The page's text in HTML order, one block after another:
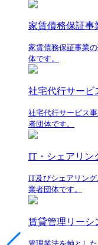
家賃債務保証事
家賃債務保証事業
体です。
社宅代行サービ
社宅代行サービス
者団体です。
IT・シェアリン
IT及びシェアリン
業者団体です。
賃貸管理リーシ